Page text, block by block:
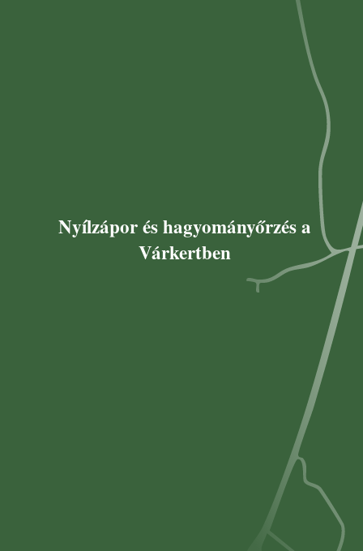
Nyílzápor és hagyományőrzés a
Várkertben